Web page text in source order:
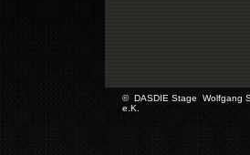
© DASDIE Stage Wolfgang
e.K.